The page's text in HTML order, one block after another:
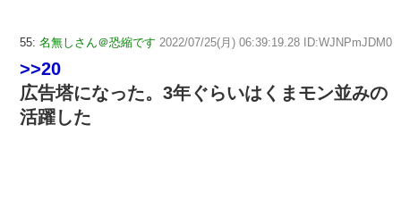
55: 名無しさん＠恐縮です 2022/07/25(月) 06:39:19.28 ID:WJNPmJDM0
>>20
広告塔になった。3年ぐらいはくまモン並みの
活躍した